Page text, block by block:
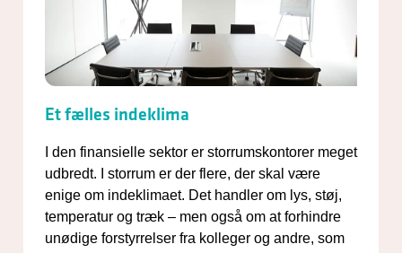
Et fælles indeklima
I den finansielle sektor er storrumskontorer meget
udbredt. I storrum er der flere, der skal være
enige om indeklimaet. Det handler om lys, støj,
temperatur og træk – men også om at forhindre
unødige forstyrrelser fra kolleger og andre, som